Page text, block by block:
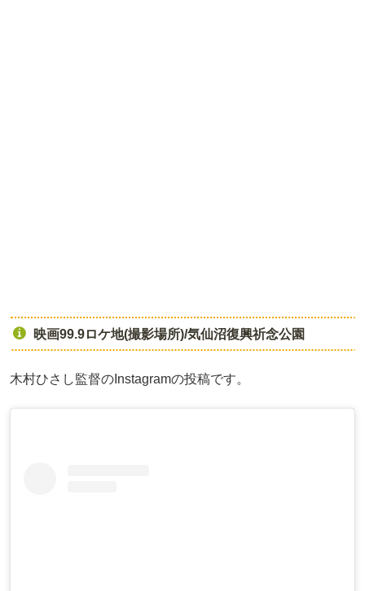
映画99.9ロケ地(撮影場所)/気仙沼復興祈念公園
木村ひさし監督のInstagramの投稿です。